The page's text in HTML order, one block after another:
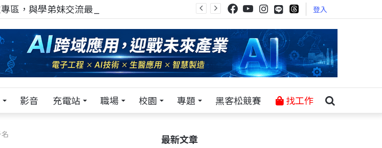
區，與學弟妹交流最硬核的技術 登入
影音 充電站 職場 校園 專題 黑客松競賽 找工作
最新文章